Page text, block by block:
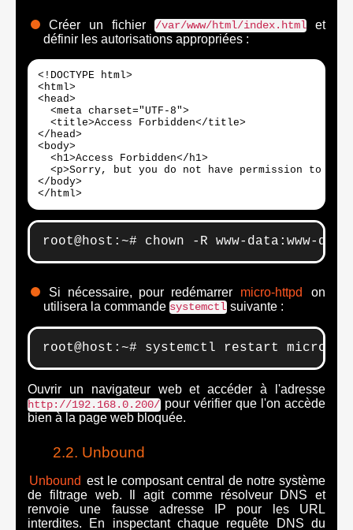
Créer un fichier/var/www/html/index.htmlet
définir les autorisations appropriées :
<!DOCTYPE html>
<html>
<head>
  <meta charset="UTF-8">
  <title>Access Forbidden</title>
</head>
<body>
  <h1>Access Forbidden</h1>
<p>Sorry, but you do not have permission to
</body>
</html>
root@host:~# chown -R www-data:www-
Si nécessaire, pour redémarrer micro-httpd
on
utilisera la commande systemctlsuivante :
root@host:~# systemctl restart micro-
Ouvrir un navigateur web et accéder à l'adresse
http://192.168.0.200/pour vérifier que l'on accède
bien à la page web bloquée.
Unbound
Unbound est le composant central de notre système
de filtrage web. Il agit comme résolveur DNS et
renvoie une fausse adresse IP pour les URL
interdites. En inspectant chaque requête DNS du